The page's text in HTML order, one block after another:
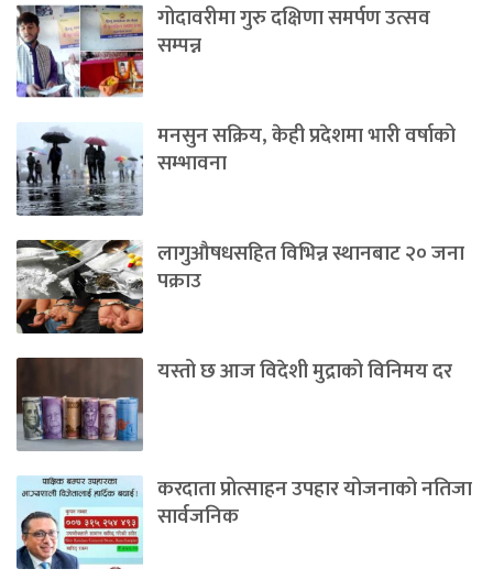
गोदावरीमा गुरु दक्षिणा समर्पण उत्सव
सम्पन्न
मनसुन सक्रिय, केही प्रदेशमा भारी वर्षाको
सम्भावना
लागुऔषधसहित विभिन्न स्थानबाट २० जना
पक्राउ
यस्तो छ आज विदेशी मुद्राको विनिमय दर
करदाता प्रोत्साहन उपहार योजनाको नतिजा
सार्वजनिक